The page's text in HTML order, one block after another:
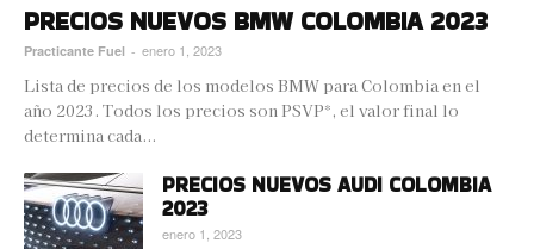
PRECIOS NUEVOS BMW COLOMBIA 2023
Practicante Fuel - enero 1, 2023
Lista de precios de los modelos BMW para Colombia en el
año 2023. Todos los precios son PSVP*, el valor final lo
determina cada...
PRECIOS NUEVOS AUDI COLOMBIA
2023
enero 1, 2023